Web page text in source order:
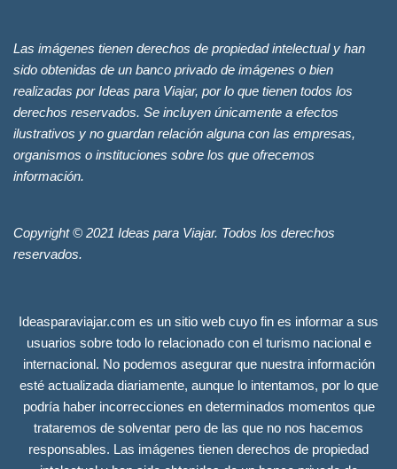
Las imágenes tienen derechos de propiedad intelectual y han
sido obtenidas de un banco privado de imágenes o bien
realizadas por Ideas para Viajar, por lo que tienen todos los
derechos reservados. Se incluyen únicamente a efectos
ilustrativos y no guardan relación alguna con las empresas,
organismos o instituciones sobre los que ofrecemos
información.
Copyright © 2021 Ideas para Viajar. Todos los derechos
reservados.
Ideasparaviajar.com es un sitio web cuyo fin es informar a sus
usuarios sobre todo lo relacionado con el turismo nacional e
internacional. No podemos asegurar que nuestra información
esté actualizada diariamente, aunque lo intentamos, por lo que
podría haber incorrecciones en determinados momentos que
trataremos de solventar pero de las que no nos hacemos
responsables. Las imágenes tienen derechos de propiedad